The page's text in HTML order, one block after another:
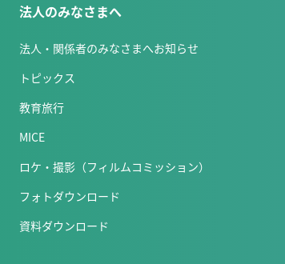
法人のみなさまへ
法人・関係者のみなさまへお知らせ
トピックス
教育旅行
MICE
ロケ・撮影（フィルムコミッション）
フォトダウンロード
資料ダウンロード